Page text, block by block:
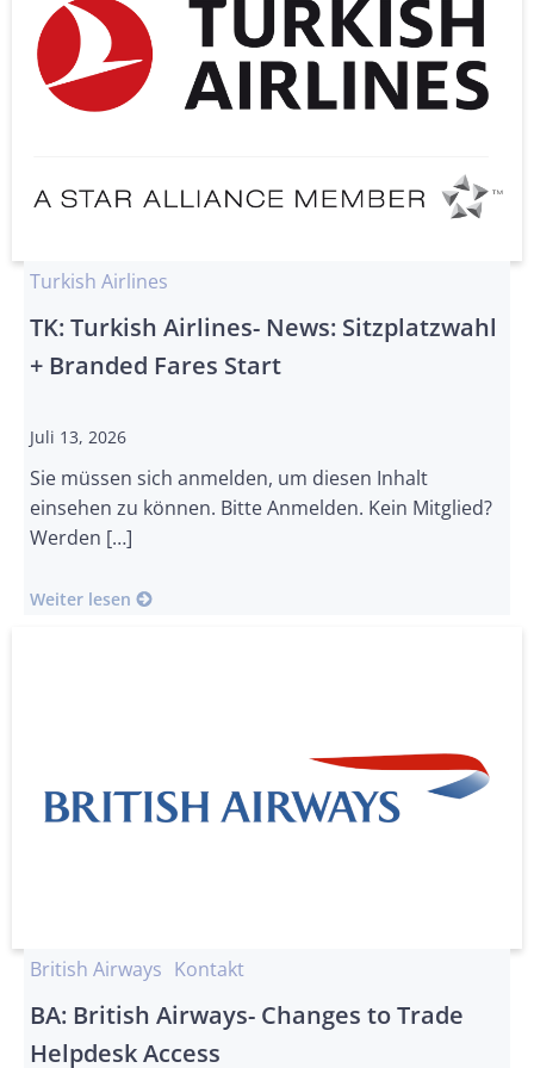
Turkish Airlines
TK: Turkish Airlines- News: Sitzplatzwahl
+ Branded Fares Start
Juli 13, 2026
Sie müssen sich anmelden, um diesen Inhalt
einsehen zu können. Bitte Anmelden. Kein Mitglied?
Werden […]
Weiter lesen
British Airways Kontakt
BA: British Airways- Changes to Trade
Helpdesk Access